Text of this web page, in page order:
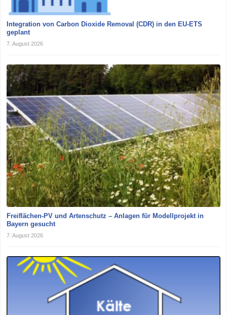
Integration von Carbon Dioxide Removal (CDR) in den EU-ETS
geplant
7. August 2026
Freiflächen-PV und Artenschutz – Anlagen für Modellprojekt in
Bayern gesucht
7. August 2026